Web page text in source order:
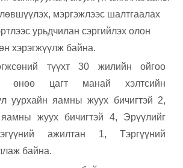
мэргэжлээс шалтгаалах
урьдчилан сэргийлэх олон
хэрэгжүүлж байна.
түүхт 30 жилийн ойгоо
өнөө цагт манай хэлтсийн
уурхайн яамны жуух бичигтэй 2,
жуух бичигтэй 4, Эрүүлийг
ажилтан 1, Тэргүүний
байна.